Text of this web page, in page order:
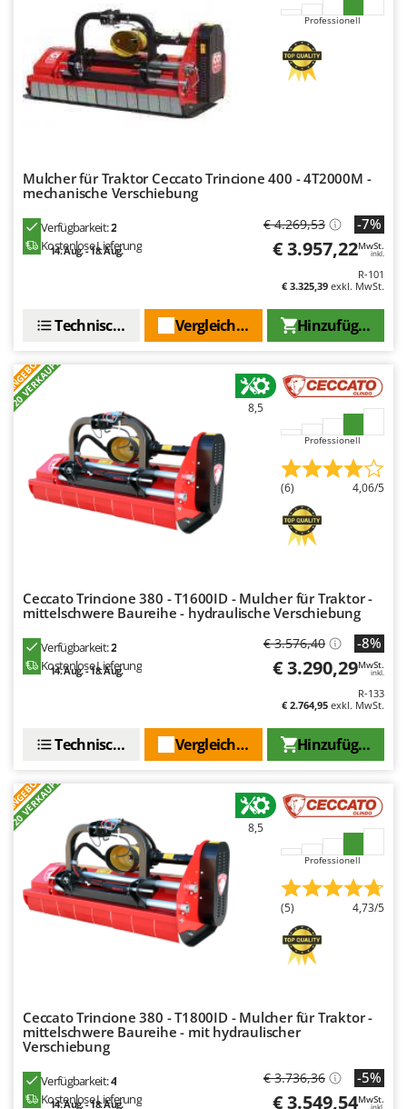
Spiralmac
Spring Protezione
Spyro
Stanley
Sunseeker
T
Tecla
TecnoGen
Tenco
Tineco
Tornado
Tre Spade
Trev - Abrek - TecnoVIR
Trotec
Unger
V
Verdemax
Weber
WIDU
Wiper EcoRobot
Wolf Garten
Wortex
Z
Zanon
ZGrills
Professionell
Mulcher für Traktor Ceccato Trincione 400 - 4T2000M -
mechanische Verschiebung
Verfügbarkeit:2
Kostenlose Lieferung
14. Aug. - 18. Aug.
€ 4.269,53 -7%
€ 3.957,22MwSt.
inkl.
R-101
€ 3.325,39 exkl. MwSt.
Hinzufügen
Vergleichen Sie
Technische Daten
ANGEBOT
+20 VERKAUFT 8,5
Professionell
(6) 4,06/5
Ceccato Trincione 380 - T1600ID - Mulcher für Traktor -
mittelschwere Baureihe - hydraulische Verschiebung
Verfügbarkeit:2
Kostenlose Lieferung
14. Aug. - 18. Aug.
€ 3.576,40 -8%
€ 3.290,29MwSt.
inkl.
R-133
€ 2.764,95 exkl. MwSt.
Hinzufügen
Vergleichen Sie
Technische Daten
ANGEBOT
+20 VERKAUFT 8,5
Professionell
(5) 4,73/5
Ceccato Trincione 380 - T1800ID - Mulcher für Traktor -
mittelschwere Baureihe - mit hydraulischer
Verschiebung
Verfügbarkeit:4
Kostenlose Lieferung
14. Aug. - 18. Aug.
€ 3.736,36 -5%
€ 3.549,54MwSt.
inkl.